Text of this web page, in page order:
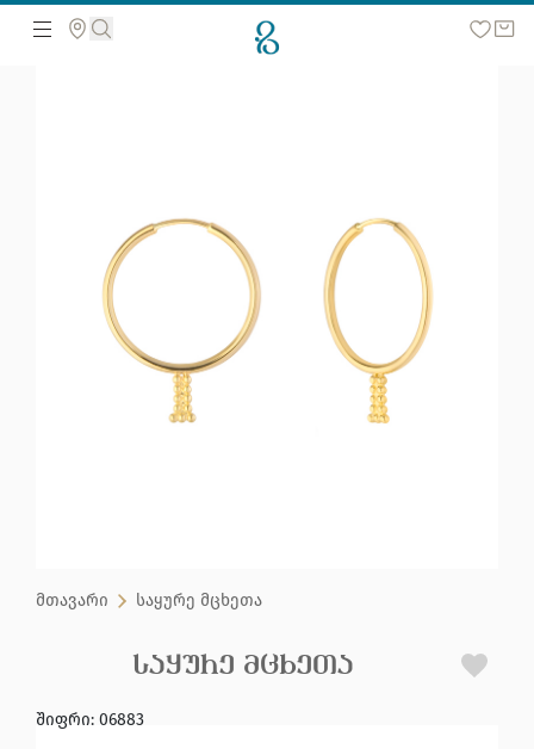
მთავარი საყურე მცხეთა
ᲡᲐᲧᲣᲠᲔ ᲛᲪᲮᲔᲗᲐ
შიფრი: 06883